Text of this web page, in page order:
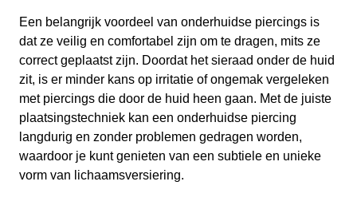
Een belangrijk voordeel van onderhuidse piercings is
dat ze veilig en comfortabel zijn om te dragen, mits ze
correct geplaatst zijn. Doordat het sieraad onder de huid
zit, is er minder kans op irritatie of ongemak vergeleken
met piercings die door de huid heen gaan. Met de juiste
plaatsingstechniek kan een onderhuidse piercing
langdurig en zonder problemen gedragen worden,
waardoor je kunt genieten van een subtiele en unieke
vorm van lichaamsversiering.